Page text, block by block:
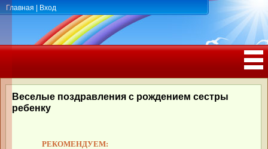
Главная Вход
РОЖДЕНИЯ, ЮБИЛЕЕМ
Веселые поздравления с рождением сестры
ребенку
РЕКОМЕНДУЕМ: